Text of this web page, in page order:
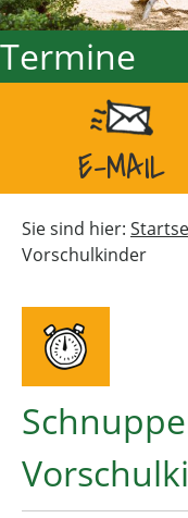
Termine
E-MAIL
Sie sind hier:
Vorschulkinder